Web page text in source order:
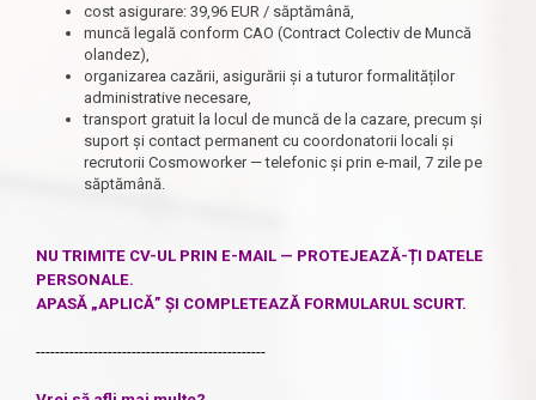
cost asigurare: 39,96 EUR / săptămână,
muncă legală conform CAO (Contract Colectiv de Muncă
olandez),
organizarea cazării, asigurării și a tuturor formalităților
administrative necesare,
transport gratuit la locul de muncă de la cazare, precum și
suport și contact permanent cu coordonatorii locali și
recrutorii Cosmoworker — telefonic și prin e-mail, 7 zile pe
săptămână.
NU TRIMITE CV-UL PRIN E-MAIL — PROTEJEAZĂ-ȚI DATELE
PERSONALE.
APASĂ „APLICĂ” ȘI COMPLETEAZĂ FORMULARUL SCURT.
------------------------------------------------